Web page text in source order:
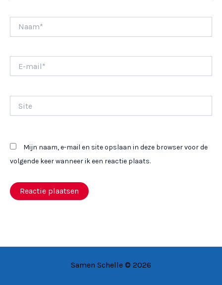
mail*
Mijn naam, e-mail en site opslaan in deze browser voor de
volgende keer wanneer ik een reactie plaats.
Samen Schelle © 2026